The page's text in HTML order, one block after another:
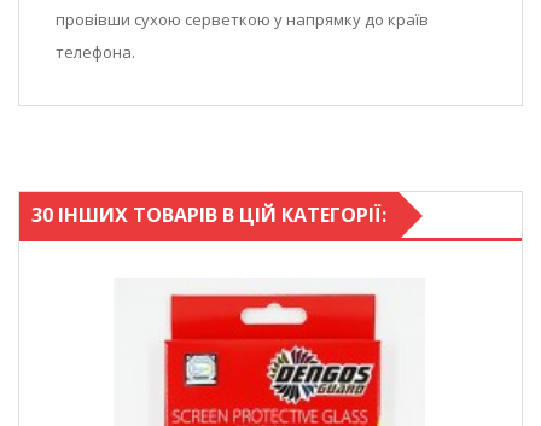
провівши сухою серветкою у напрямку до країв
телефона.
30 ІНШИХ ТОВАРІВ В ЦІЙ КАТЕГОРІЇ: